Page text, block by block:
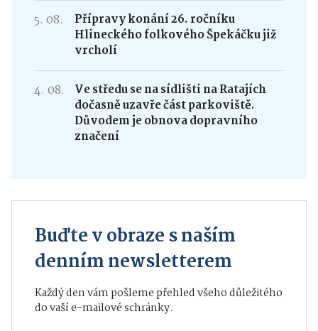
5. 08.
Přípravy konání 26. ročníku
Hlineckého folkového Špekáčku již
vrcholí
4. 08.
Ve středu se na sídlišti na Ratajích
dočasně uzavře část parkoviště.
Důvodem je obnova dopravního
značení
Buďte v obraze s naším
denním newsletterem
Každý den vám pošleme přehled všeho důležitého
do vaší e-mailové schránky.